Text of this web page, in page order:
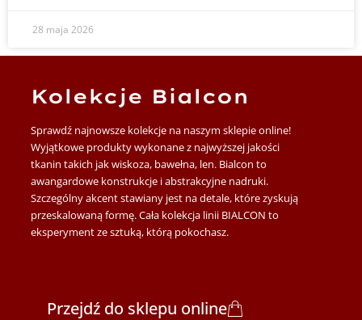
28 maja 2026
Kolekcje Bialcon
Sprawdź najnowsze kolekcje na naszym sklepie online!
Wyjątkowe produkty wykonane z najwyższej jakości
tkanin takich jak wiskoza, bawełna, len. Bialcon to
awangardowe konstrukcje i abstrakcyjne nadruki.
Szczególny akcent stawiany jest na detale, które zyskują
przeskalowaną formę. Cała kolekcja linii BIALCON to
eksperyment ze sztuką, którą pokochasz.
Przejdź do sklepu online